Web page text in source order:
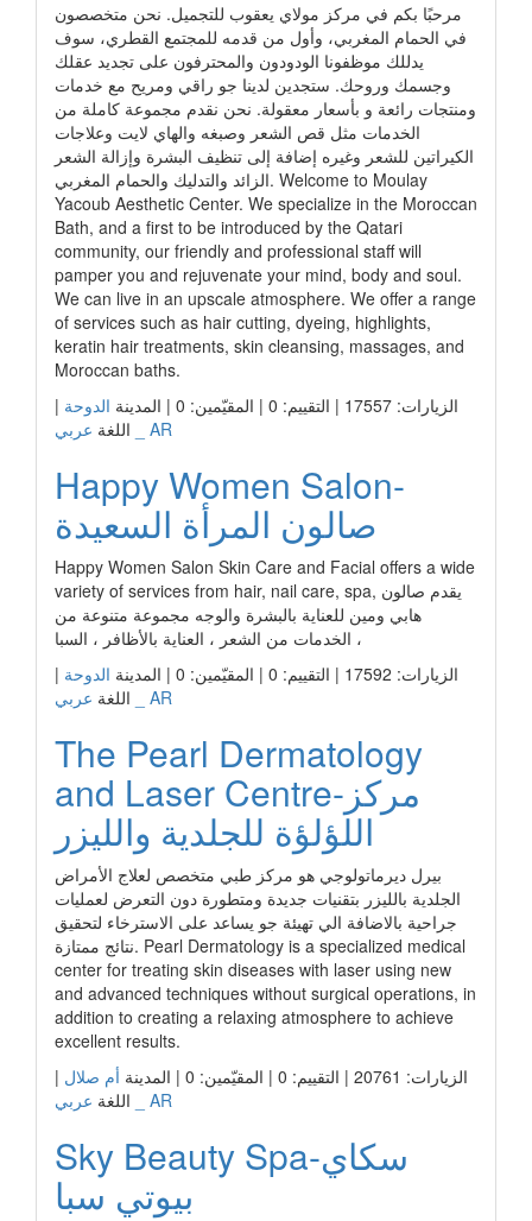
مرحبًا بكم في مركز مولاي يعقوب للتجميل. نحن متخصصون
في الحمام المغربي، وأول من قدمه للمجتمع القطري، سوف
يدللك موظفونا الودودون والمحترفون على تجديد عقلك
وجسمك وروحك. ستجدين لدينا جو راقي ومريح مع خدمات
ومنتجات رائعة و بأسعار معقولة. نحن نقدم مجموعة كاملة من
الخدمات مثل قص الشعر وصبغه والهاي لايت وعلاجات
الكيراتين للشعر وغيره إضافة إلى تنظيف البشرة وإزالة الشعر
الزائد والتدليك والحمام المغربي. Welcome to Moulay
Yacoub Aesthetic Center. We specialize in the Moroccan
Bath, and a first to be introduced by the Qatari
community, our friendly and professional staff will
pamper you and rejuvenate your mind, body and soul.
We can live in an upscale atmosphere. We offer a range
of services such as hair cutting, dyeing, highlights,
keratin hair treatments, skin cleansing, massages, and
Moroccan baths.
الزيارات: 17557 | التقييم: 0 | المقيّمين: 0 | المدينة
الدوحة |
اللغة عربي _ AR
Happy Women Salon-
صالون المرأة السعيدة
Happy Women Salon Skin Care and Facial offers a wide
variety of services from hair, nail care, spa, يقدم صالون
هابي ومين للعناية بالبشرة والوجه مجموعة متنوعة من
الخدمات من الشعر ، العناية بالأظافر ، السبا ،
الزيارات: 17592 | التقييم: 0 | المقيّمين: 0 | المدينة
الدوحة |
اللغة عربي _ AR
The Pearl Dermatology
and Laser Centre-مركز
اللؤلؤة للجلدية والليزر
بيرل ديرماتولوجي هو مركز طبي متخصص لعلاج الأمراض
الجلدية بالليزر بتقنيات جديدة ومتطورة دون التعرض لعمليات
جراحية بالاضافة الي تهيئة جو يساعد على الاسترخاء لتحقيق
نتائج ممتازة. Pearl Dermatology is a specialized medical
center for treating skin diseases with laser using new
and advanced techniques without surgical operations, in
addition to creating a relaxing atmosphere to achieve
excellent results.
الزيارات: 20761 | التقييم: 0 | المقيّمين: 0 | المدينة
أم صلال |
اللغة عربي _ AR
Sky Beauty Spa-سكاي
بيوتي سبا